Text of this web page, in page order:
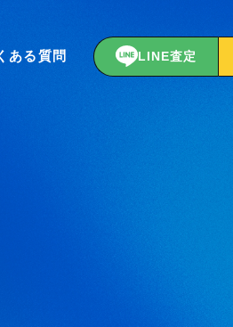
ある質問 LINE査定